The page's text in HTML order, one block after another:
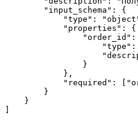
        "input_schema": {
"type":
            "properties": {
"order_id":
"type":
                }
            },
"required":
        }
    }